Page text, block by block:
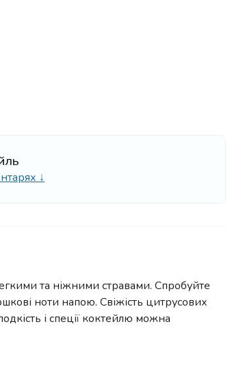
↓
та ніжними стравами. Спробуйте
ноти напою. Свіжість цитрусових
і спеції коктейлю можна